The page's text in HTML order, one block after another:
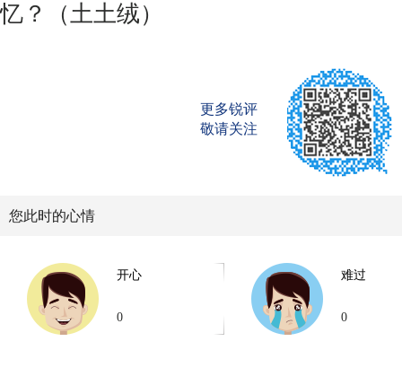
忆？（土土绒）
更多锐评
敬请关注
您此时的心情
开心
0
难过
0